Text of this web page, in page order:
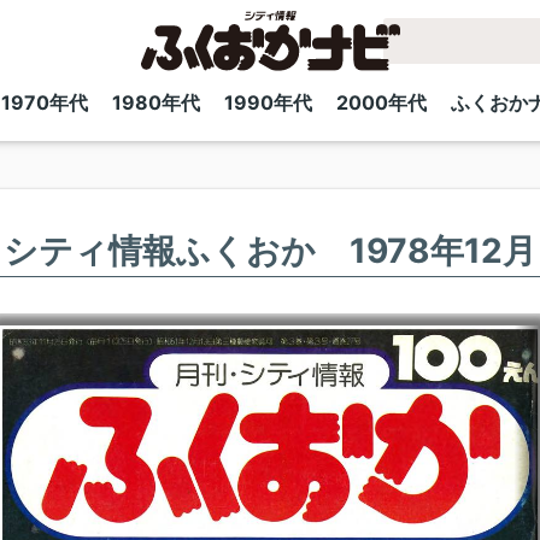
1970年代 1980年代 1990年代 2000年代 ふくおか
シティ情報ふくおか 1978年12月